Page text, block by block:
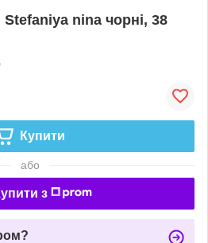
nina чорні, 38
Купити
або
з